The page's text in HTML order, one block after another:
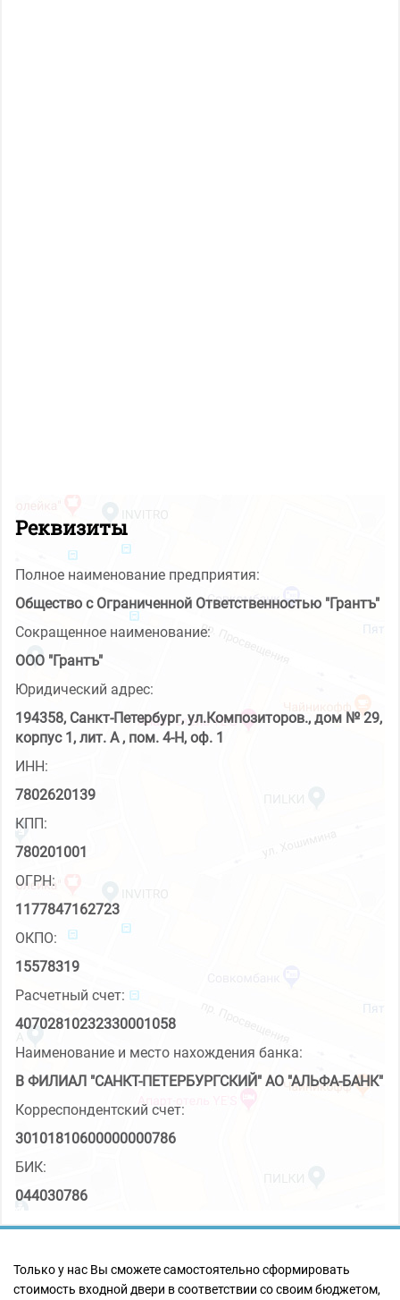
Реквизиты
Полное наименование предприятия:
Общество с Ограниченной Ответственностью "Грантъ"
Сокращенное наименование:
ООО "Грантъ"
Юридический адрес:
194358, Санкт-Петербург, ул.Композиторов., дом № 29,
корпус 1, лит. А , пом. 4-Н, оф. 1
ИНН:
7802620139
КПП:
780201001
ОГРН:
1177847162723
ОКПО:
15578319
Расчетный счет:
40702810232330001058
Наименование и место нахождения банка:
В ФИЛИАЛ "САНКТ-ПЕТЕРБУРГСКИЙ" АО "АЛЬФА-БАНК"
Корреспондентский счет:
30101810600000000786
БИК:
044030786
Только у нас Вы сможете самостоятельно сформировать
стоимость входной двери в соответствии со своим бюджетом,